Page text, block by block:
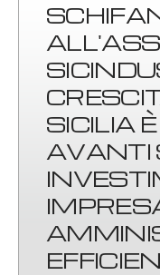
SICILIA
AVANTI